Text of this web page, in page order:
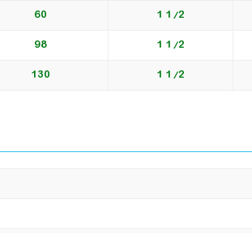
1/2 1
60
1/2 1
98
1/2 1
130